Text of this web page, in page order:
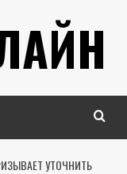
УТОЧНИТЬ